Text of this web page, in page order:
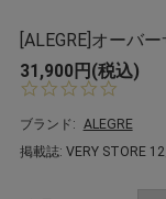
[ALEGRE]オーバ
31,900円(税込)
s
t
a
ブランド: ALEGRE
掲載誌: VERY STORE